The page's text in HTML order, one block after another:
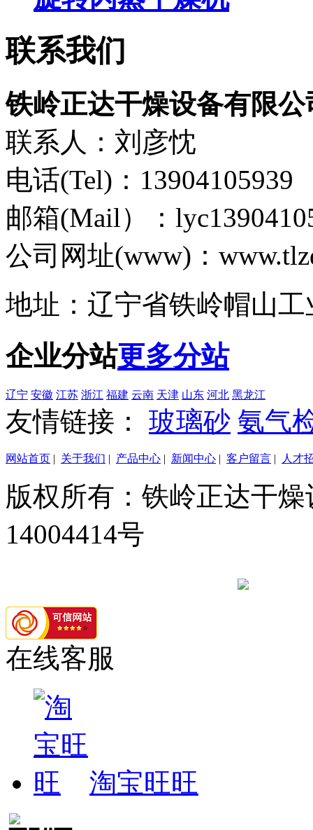
联系我们
铁岭正达干燥设备有限公
联系人：刘彦忱
电话(Tel)：13904105939
邮箱(Mail）：
公司网址(www)：
地址：辽宁省铁岭帽山工
企业分站更多分站
辽宁 安徽 江苏 浙江 福建 云南 天津 山东 河北 黑龙江
友情链接： 玻璃砂 氨气
网站首页 | 关于我们 | 产品中心 | 新闻中心 | 客户留言 | 人才
版权所有：铁岭正达干
14004414号
在线客服
淘宝旺旺